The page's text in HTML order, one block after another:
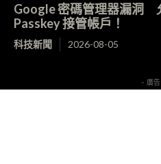
Google 密碼管理器漏洞
Passkey 接管帳戶！
科技新聞 2026-08-05
- 廣